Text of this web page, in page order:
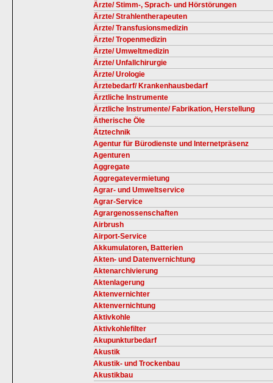
Ärzte/ Stimm-, Sprach- und Hörstörungen
Ärzte/ Strahlentherapeuten
Ärzte/ Transfusionsmedizin
Ärzte/ Tropenmedizin
Ärzte/ Umweltmedizin
Ärzte/ Unfallchirurgie
Ärzte/ Urologie
Ärztebedarf/ Krankenhausbedarf
Ärztliche Instrumente
Ärztliche Instrumente/ Fabrikation, Herstellung
Ätherische Öle
Ätztechnik
Agentur für Bürodienste und Internetpräsenz
Agenturen
Aggregate
Aggregatevermietung
Agrar- und Umweltservice
Agrar-Service
Agrargenossenschaften
Airbrush
Airport-Service
Akkumulatoren, Batterien
Akten- und Datenvernichtung
Aktenarchivierung
Aktenlagerung
Aktenvernichter
Aktenvernichtung
Aktivkohle
Aktivkohlefilter
Akupunkturbedarf
Akustik
Akustik- und Trockenbau
Akustikbau